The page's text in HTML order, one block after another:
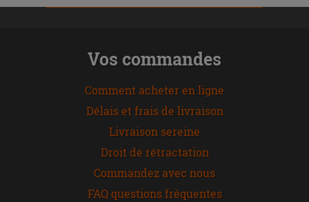
Vos commandes
Comment acheter en ligne
Délais et frais de livraison
Livraison sereine
Droit de rétractation
Commandez avec nous
FAQ questions fréquentes